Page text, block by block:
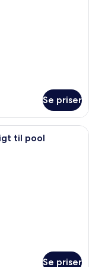
Se priser
med en stor seng,
til pool
Se priser